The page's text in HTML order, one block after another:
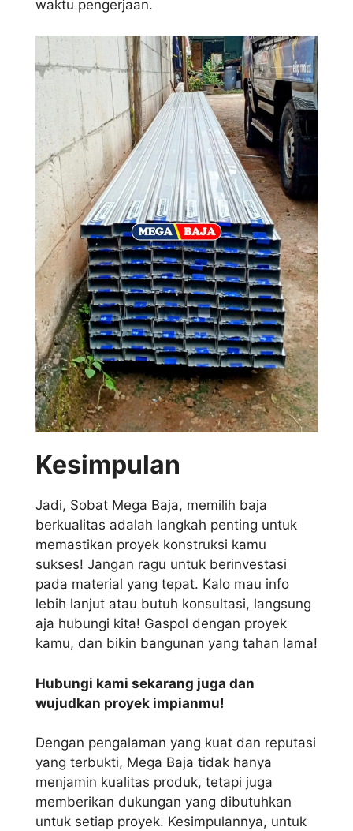
waktu pengerjaan.
Kesimpulan
Jadi, Sobat Mega Baja, memilih baja
berkualitas adalah langkah penting untuk
memastikan proyek konstruksi kamu
sukses! Jangan ragu untuk berinvestasi
pada material yang tepat. Kalo mau info
lebih lanjut atau butuh konsultasi, langsung
aja hubungi kita! Gaspol dengan proyek
kamu, dan bikin bangunan yang tahan lama!
Hubungi kami sekarang juga dan
wujudkan proyek impianmu!
Dengan pengalaman yang kuat dan reputasi
yang terbukti, Mega Baja tidak hanya
menjamin kualitas produk, tetapi juga
memberikan dukungan yang dibutuhkan
untuk setiap proyek. Kesimpulannya, untuk